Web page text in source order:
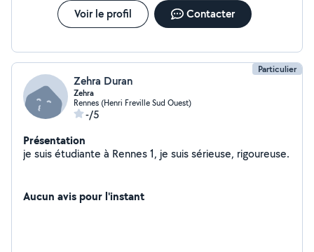
Voir le profil Contacter
Particulier
Zehra Duran
Zehra
Rennes (Henri Freville Sud Ouest)
-/5
Présentation
je suis étudiante à Rennes 1, je suis sérieuse, rigoureuse.
Aucun avis pour l'instant